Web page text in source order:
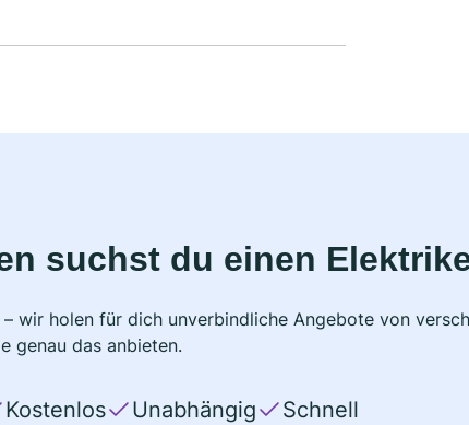
suchst du einen
wir holen für dich unverbindliche Angebote von
genau das anbieten.
Kostenlos Unabhängig Schnell